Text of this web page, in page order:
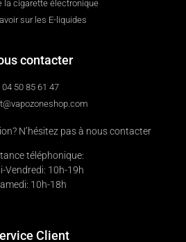
la cigarette électronique
sur les E-liquides
contacter
04 50 85 61 47
N’hésitez pas à nous contacter
téléphonique:
Vendredi: 10h-19h
10h-18h
Client